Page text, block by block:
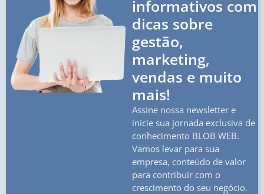
informativos com
dicas sobre
gestão,
marketing,
vendas e muito
mais!
Assine nossa newsletter e
inicie sua jornada exclusiva de
conhecimento BLOB WEB.
Vamos levar para sua
empresa, conteúdo de valor
para contribuir com o
crescimento do seu negócio.